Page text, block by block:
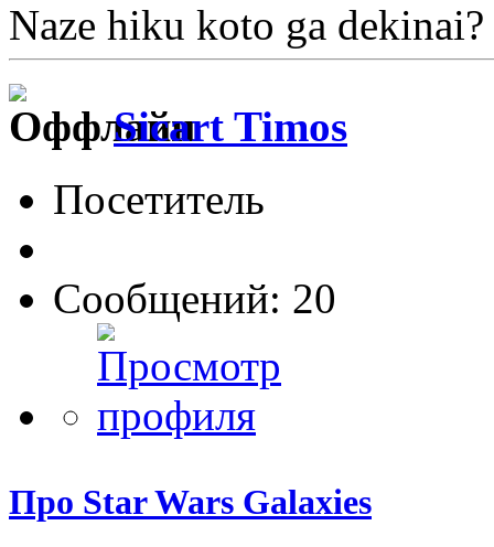
Naze hiku koto ga dekinai?
Sicart Timos
Посетитель
Сообщений: 20
Про Star Wars Galaxies